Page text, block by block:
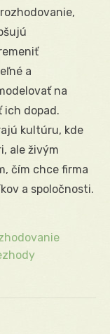
a
na
ich dopad.
kultúru, kde
ale živým
čím chce firma
a spoločnosti.